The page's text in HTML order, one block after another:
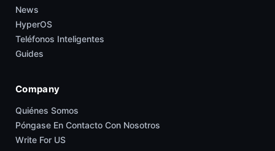
News
HyperOS
Teléfonos Inteligentes
Guides
Company
Quiénes Somos
Póngase En Contacto Con Nosotros
Write For US